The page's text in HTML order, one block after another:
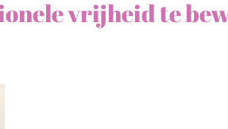
vrijheid te